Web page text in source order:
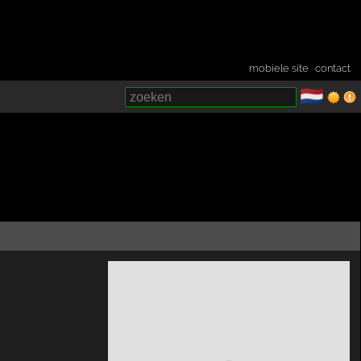
mobiele site ·contact
🇳🇱